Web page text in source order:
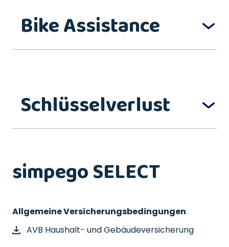
Bike Assistance
Schlüsselverlust
simpego SELECT
Allgemeine Versicherungsbedingungen
AVB Haushalt- und Gebäudeversicherung